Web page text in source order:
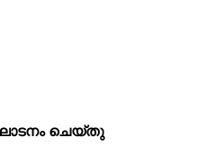
ചെയ്തു